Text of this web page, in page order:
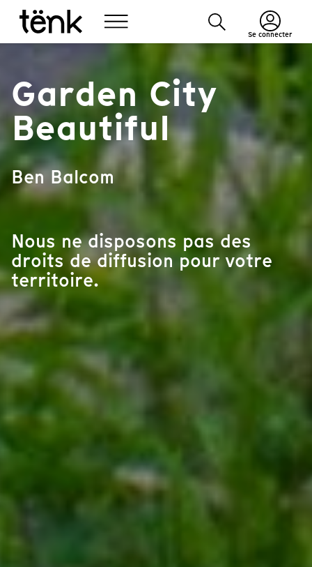
Se connecter
Garden City
Beautiful
Ben Balcom
Nous ne disposons pas des
droits de diffusion pour votre
territoire.